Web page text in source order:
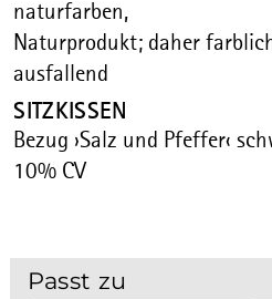
naturfarben,
Naturprodukt; daher
ausfallend
SITZKISSEN
Bezug ›Salz und Pfeffer‹
10% CV
Passt zu